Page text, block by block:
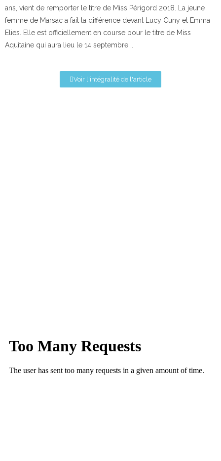
ans, vient de remporter le titre de Miss Périgord 2018. La jeune
femme de Marsac a fait la différence devant Lucy Cuny et Emma
Elies. Elle est officiellement en course pour le titre de Miss
Aquitaine qui aura lieu le 14 septembre….
Voir l'intégralité de l'article